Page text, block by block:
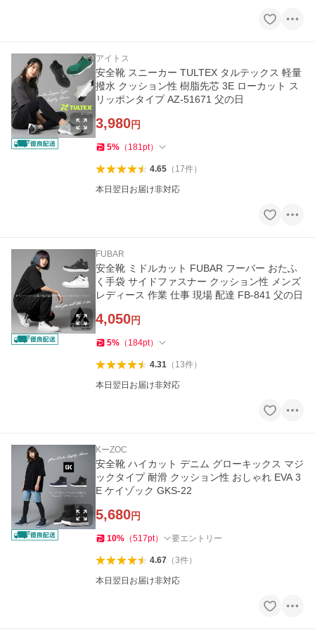
アイトス
安全靴 スニーカー TULTEX タルテックス 軽量
撥水 クッション性 樹脂先芯 3E ローカット ス
リッポンタイプ AZ-51671 父の日
3,980円
5% （ 181pt）
4.65（ 17件）
本日翌日お届け非対応
FUBAR
安全靴 ミドルカット FUBAR フーバー おたふ
く手袋 サイドファスナー クッション性 メンズ
レディース 作業 仕事 現場 配達 FB-841 父の日
4,050円
5% （ 184pt）
4.31（ 13件）
本日翌日お届け非対応
KーZOC
安全靴 ハイカット デニム グローキックス マジ
ックタイプ 耐滑 クッション性 おしゃれ EVA 3
E ケイゾック GKS-22
5,680円
10% （517pt） 要エントリー
4.67（3件）
本日翌日お届け非対応